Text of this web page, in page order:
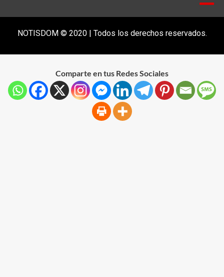
NOTISDOM © 2020 | Todos los derechos reservados.
Comparte en tus Redes Sociales